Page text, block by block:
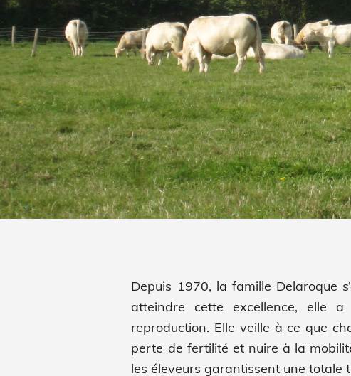
Depuis 1970, la famille Delaroque
atteindre cette excellence, elle
reproduction. Elle veille à ce que
perte de fertilité et nuire à la
les éleveurs garantissent une totale